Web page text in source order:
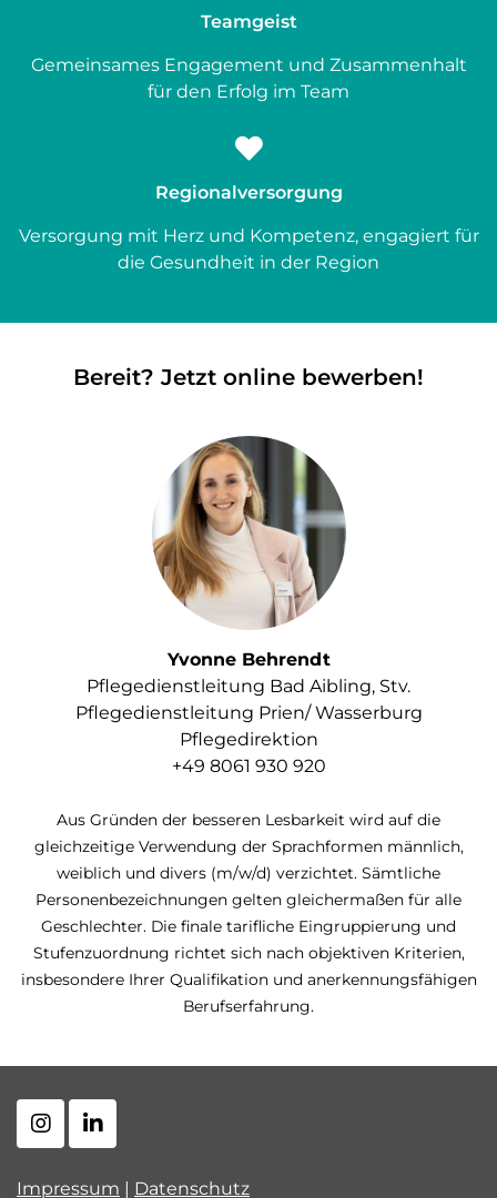
Teamgeist
Gemeinsames Engagement und Zusammenhalt
für den Erfolg im Team
Regionalversorgung
Versorgung mit Herz und Kompetenz, engagiert für
die Gesundheit in der Region
Bereit? Jetzt online bewerben!
Yvonne Behrendt
Pflegedienstleitung Bad Aibling, Stv.
Pflegedienstleitung Prien/ Wasserburg
Pflegedirektion
+49 8061 930 920
Aus Gründen der besseren Lesbarkeit wird auf die
gleichzeitige Verwendung der Sprachformen männlich,
weiblich und divers (m/w/d) verzichtet. Sämtliche
Personenbezeichnungen gelten gleichermaßen für alle
Geschlechter. Die finale tarifliche Eingruppierung und
Stufenzuordnung richtet sich nach objektiven Kriterien,
insbesondere Ihrer Qualifikation und anerkennungsfähigen
Berufserfahrung.
Impressum Datenschutz